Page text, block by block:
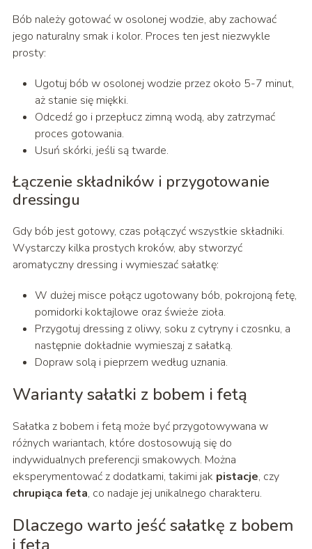
Bób należy gotować w osolonej wodzie, aby zachować
jego naturalny smak i kolor. Proces ten jest niezwykle
prosty:
Ugotuj bób w osolonej wodzie przez około 5-7 minut,
aż stanie się miękki.
Odcedź go i przepłucz zimną wodą, aby zatrzymać
proces gotowania.
Usuń skórki, jeśli są twarde.
Łączenie składników i przygotowanie
dressingu
Gdy bób jest gotowy, czas połączyć wszystkie składniki.
Wystarczy kilka prostych kroków, aby stworzyć
aromatyczny dressing i wymieszać sałatkę:
W dużej misce połącz ugotowany bób, pokrojoną fetę,
pomidorki koktajlowe oraz świeże zioła.
Przygotuj dressing z oliwy, soku z cytryny i czosnku, a
następnie dokładnie wymieszaj z sałatką.
Dopraw solą i pieprzem według uznania.
Warianty sałatki z bobem i fetą
Sałatka z bobem i fetą może być przygotowywana w
różnych wariantach, które dostosowują się do
indywidualnych preferencji smakowych. Można
eksperymentować z dodatkami, takimi jak pistacje, czy
chrupiąca feta, co nadaje jej unikalnego charakteru.
Dlaczego warto jeść sałatkę z bobem